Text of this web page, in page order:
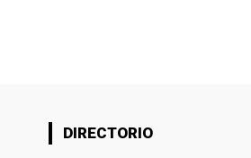
DIRECTORIO